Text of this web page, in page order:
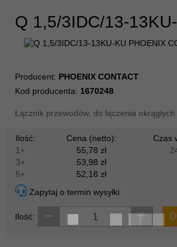
Q 1,5/3IDC/13-
Producent: PHOENIX CONTACT
Kod producenta: 1670248
Łącznik przewodów, do łączenia
Ilość:
Cena (netto):
1+
55,78 zł
3+
53,98 zł
5+
52,18 zł
Czas
Zapytaj o termin wysyłki
Ilość: